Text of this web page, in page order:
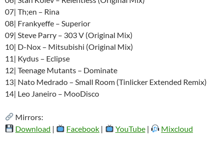
07| Th;en – Rina
08| Frankyeffe – Superior
09| Steve Parry – 303 V (Original Mix)
10| D-Nox – Mitsubishi (Original Mix)
11| Kydus – Eclipse
12| Teenage Mutants – Dominate
13| Nato Medrado – Small Room (Tinlicker Extended Remix)
14| Leo Janeiro – MooDisco
Mirrors:
Download | Facebook | YouTube| Mixcloud